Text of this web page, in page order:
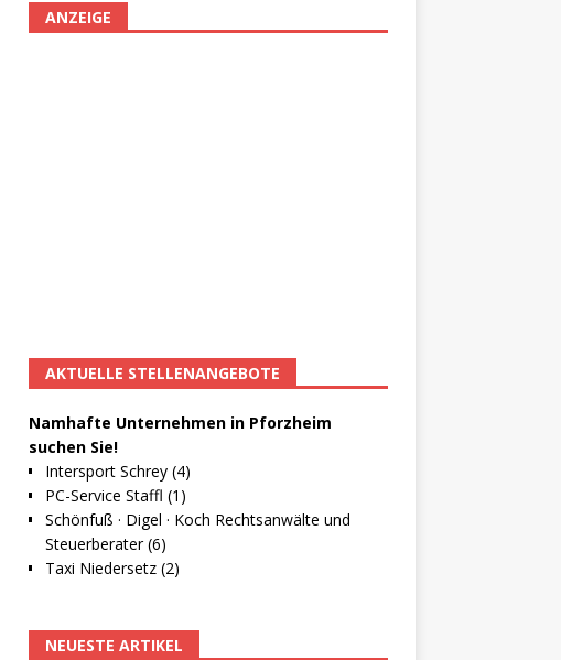
ANZEIGE
AKTUELLE STELLENANGEBOTE
Namhafte Unternehmen in Pforzheim
suchen Sie!
Intersport Schrey (4)
PC-Service Staffl (1)
Schönfuß · Digel · Koch Rechtsanwälte und
Steuerberater (6)
Taxi Niedersetz (2)
NEUESTE ARTIKEL